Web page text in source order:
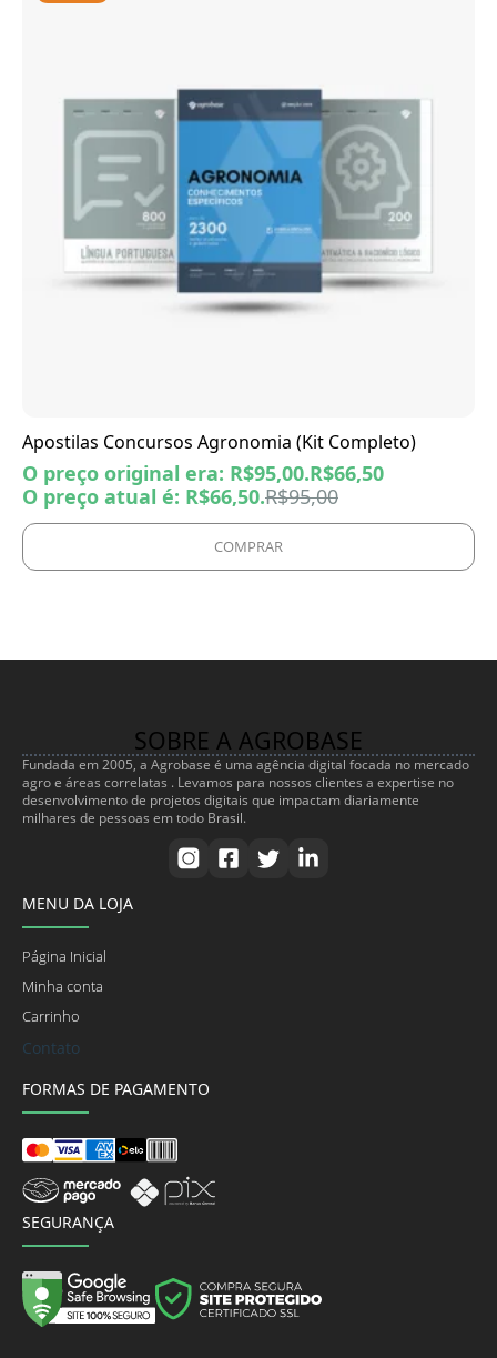
Apostilas Concursos Agronomia (Kit Completo)
R$95,00
O preço original era: R$95,00.R$66,50
O preço atual é: R$66,50.
COMPRAR
SOBRE A AGROBASE
Fundada em 2005, a Agrobase é uma agência digital focada no mercado
agro e áreas correlatas . Levamos para nossos clientes a expertise no
desenvolvimento de projetos digitais que impactam diariamente
milhares de pessoas em todo Brasil.
MENU DA LOJA
Página Inicial
Minha conta
Carrinho
Contato
FORMAS DE PAGAMENTO
SEGURANÇA